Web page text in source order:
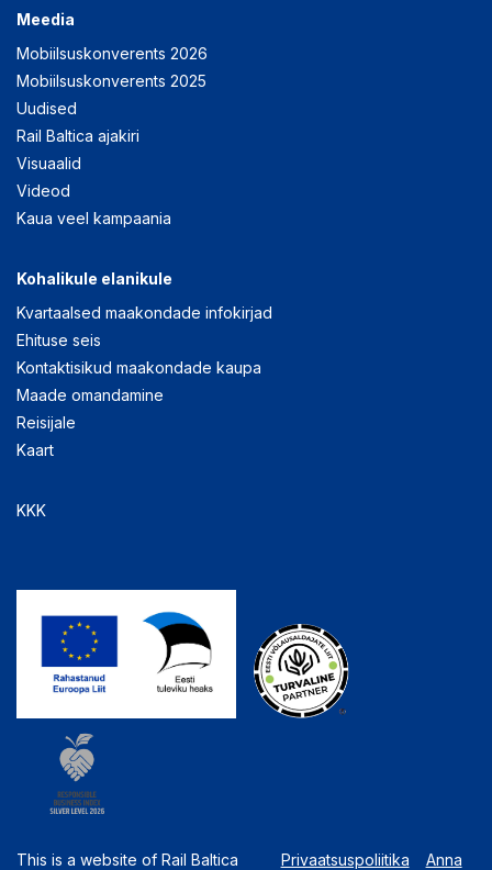
Meedia
Mobiilsuskonverents 2026
Mobiilsuskonverents 2025
Uudised
Rail Baltica ajakiri
Visuaalid
Videod
Kaua veel kampaania
Kohalikule elanikule
Kvartaalsed maakondade infokirjad
Ehituse seis
Kontaktisikud maakondade kaupa
Maade omandamine
Reisijale
Kaart
KKK
This is a website of Rail Baltica Privaatsuspoliitika Anna